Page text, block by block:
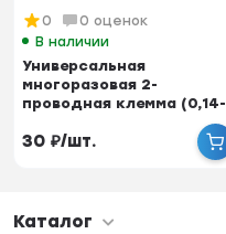
0
0 оценок
В наличии
Универсальная
многоразовая 2-
проводная клемма (0,14-
4 мм2) Netko (222-412)
30 ₽/шт.
Каталог